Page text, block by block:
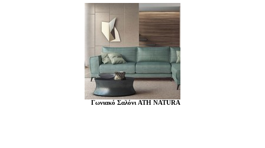
Γωνιακό Σαλόνι ATH NATURA